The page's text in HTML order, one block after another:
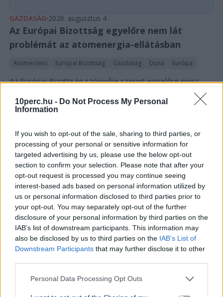
10perc.hu - Do Not Process My Personal
Information
If you wish to opt-out of the sale, sharing to third parties, or
processing of your personal or sensitive information for
targeted advertising by us, please use the below opt-out
section to confirm your selection. Please note that after your
opt-out request is processed you may continue seeing
interest-based ads based on personal information utilized by
us or personal information disclosed to third parties prior to
your opt-out. You may separately opt-out of the further
disclosure of your personal information by third parties on the
IAB’s list of downstream participants. This information may
also be disclosed by us to third parties on the IAB’s List of
Downstream Participants that may further disclose it to other
Personal Data Processing Opt Outs
GAZDASÁG 2026. augusztus 4.
Az Európai Bizottság egyelőre nem lát
problémát az atomenergia-ellátásban
Atomerőmű Európai Bizottság Gazdaság Duna Európa
Az Európai Bizottság szóvivője szerint egyelőre nincs
termelésben, bár a Duna alacsony vízszintje több
országot érint.
GAZDASÁG 2026. augusztus 4.
Amerika bejelentette: közel a Hormuzi-
szoros megnyitása